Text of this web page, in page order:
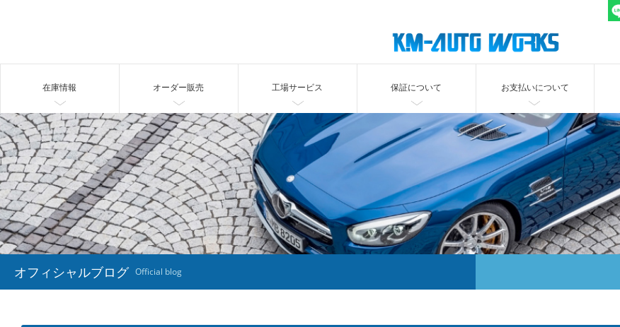
在庫情報 オーダー販売 工場サービス 保証について お支払いについて
オフィシャルブログ Official blog